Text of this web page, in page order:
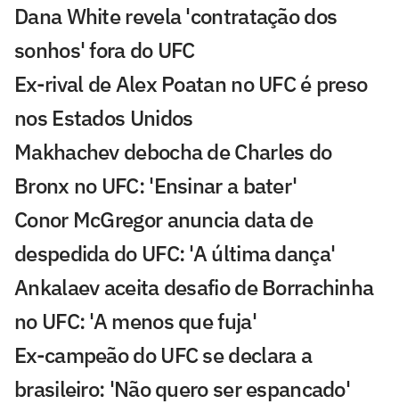
Dana White revela 'contratação dos
sonhos' fora do UFC
Ex-rival de Alex Poatan no UFC é preso
nos Estados Unidos
Makhachev debocha de Charles do
Bronx no UFC: 'Ensinar a bater'
Conor McGregor anuncia data de
despedida do UFC: 'A última dança'
Ankalaev aceita desafio de Borrachinha
no UFC: 'A menos que fuja'
Ex-campeão do UFC se declara a
brasileiro: 'Não quero ser espancado'